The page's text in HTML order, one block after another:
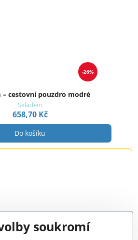
26%
– cestovní pouzdro modré
Skladem
658,70 Kč
Do košíku
soukromí